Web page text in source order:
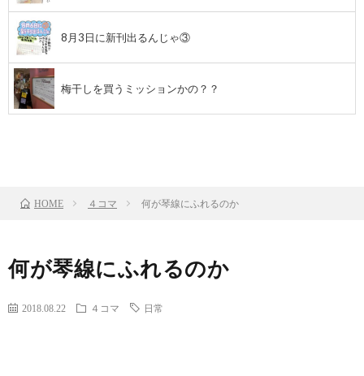
8月3日に新刊出るんじゃ③
梅干しを買うミッションかの？？
HOME ４コマ 何が琴線にふれるのか
何が琴線にふれるのか
2018.08.22 ４コマ 日常